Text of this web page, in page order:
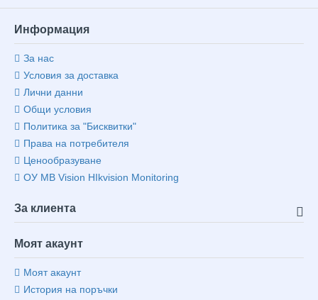
Информация
За нас
Условия за доставка
Лични данни
Общи условия
Политика за "Бисквитки"
Права на потребителя
Ценообразуване
ОУ MB Vision HIkvision Monitoring
За клиента
Моят акаунт
Моят акаунт
История на поръчки